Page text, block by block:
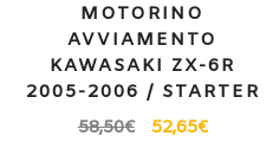
MOTORINO
AVVIAMENTO
KAWASAKI ZX-6R
2005-2006 / STARTER
58,50€ 52,65€